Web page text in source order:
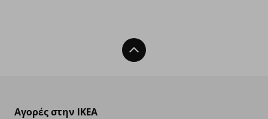
Back To Top
Αγορές στην IKEA